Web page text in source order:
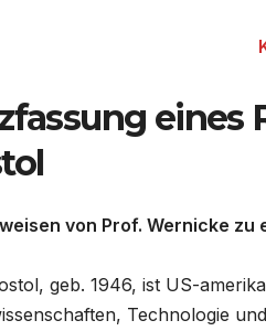
eines
von Prof. Wernicke zu
geb. 1946, ist US-
Technologie